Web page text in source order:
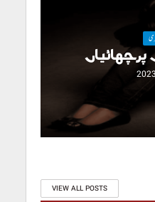
VIEW ALL POSTS